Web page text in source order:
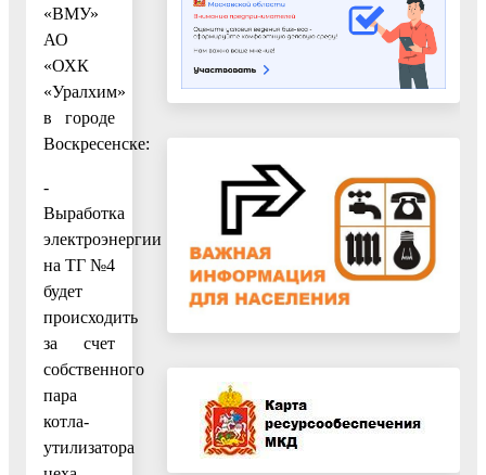
«ВМУ»
АО
«ОХК
«Уралхим»
в городе
Воскресенске:
-
Выработка
электроэнергии
на ТГ №4
будет
происходить
за счет
собственного
пара
котла-
утилизатора